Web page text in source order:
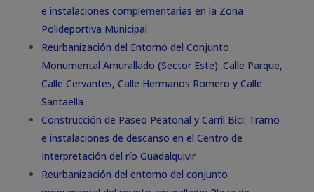
e instalaciones complementarias en la Zona
Polideportiva Municipal
Reurbanización del Entorno del Conjunto
Monumental Amurallado (Sector Este): Calle Parque,
Calle Cervantes, Calle Hermanos Romero y Calle
Santaella
Construcción de Paseo Peatonal y Carril Bici: Tramo
e instalaciones de descanso en el Centro de
Interpretación del río Guadalquivir
Reurbanización del entorno del conjunto